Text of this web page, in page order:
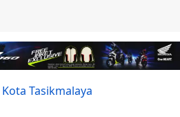
Kota Tasikmalaya